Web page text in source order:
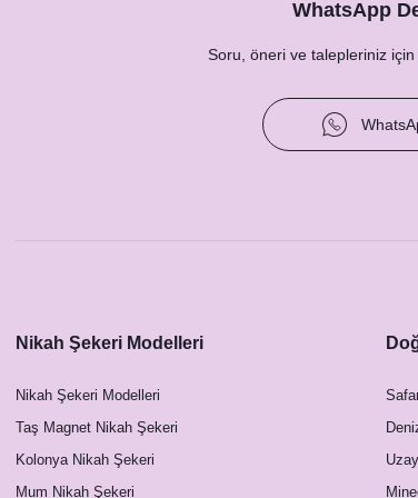
WhatsApp
Soru, öneri ve talepleriniz için
Nikah Şekeri Modelleri
Nikah Şekeri Modelleri
Taş Magnet Nikah Şekeri
Kolonya Nikah Şekeri
Mum Nikah Şekeri